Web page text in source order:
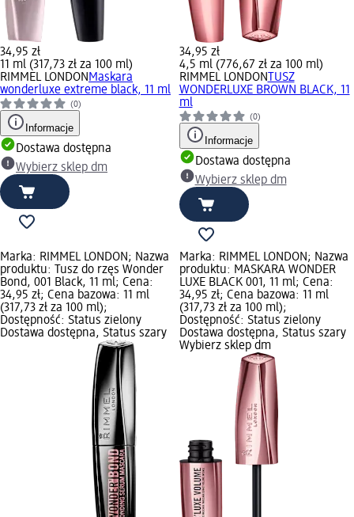
34,95 zł
11 ml (317,73 zł za 100 ml)
RIMMEL LONDON Maskara
wonderluxe extreme black, 11 ml
(0)
Informacje
Dostawa dostępna
Wybierz sklep dm
34,95 zł
4,5 ml (776,67 zł za 100 ml)
RIMMEL LONDON TUSZ
WONDERLUXE BROWN BLACK, 11
ml
(0)
Informacje
Dostawa dostępna
Wybierz sklep dm
Marka: RIMMEL LONDON; Nazwa
produktu: Tusz do rzęs Wonder
Bond, 001 Black, 11 ml; Cena:
34,95 zł; Cena bazowa: 11 ml
(317,73 zł za 100 ml);
Dostępność: Status zielony
Dostawa dostępna, Status szary
Marka: RIMMEL LONDON; Nazwa
produktu: MASKARA WONDER
LUXE BLACK 001, 11 ml; Cena:
34,95 zł; Cena bazowa: 11 ml
(317,73 zł za 100 ml);
Dostępność: Status zielony
Dostawa dostępna, Status szary
Wybierz sklep dm